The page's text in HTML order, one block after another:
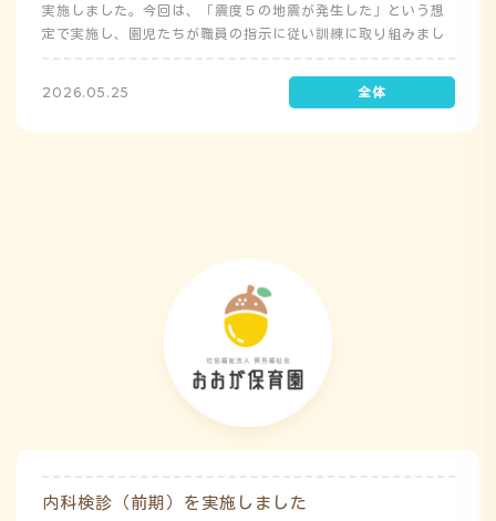
実施しました。今回は、「震度５の地震が発生した」という想
定で実施し、園児たちが職員の指示に従い訓練に取り組みまし
た。前庭（駐車場）に全体集合をして人数確認をした後、各ク
ラスに戻り、主担任が防災関係の講話をしました。 ※当園は、
地震発生時は敷地内に避難することを想定（敷地面積が広いた
2026.05.25
内科検診（前期）を実施しました